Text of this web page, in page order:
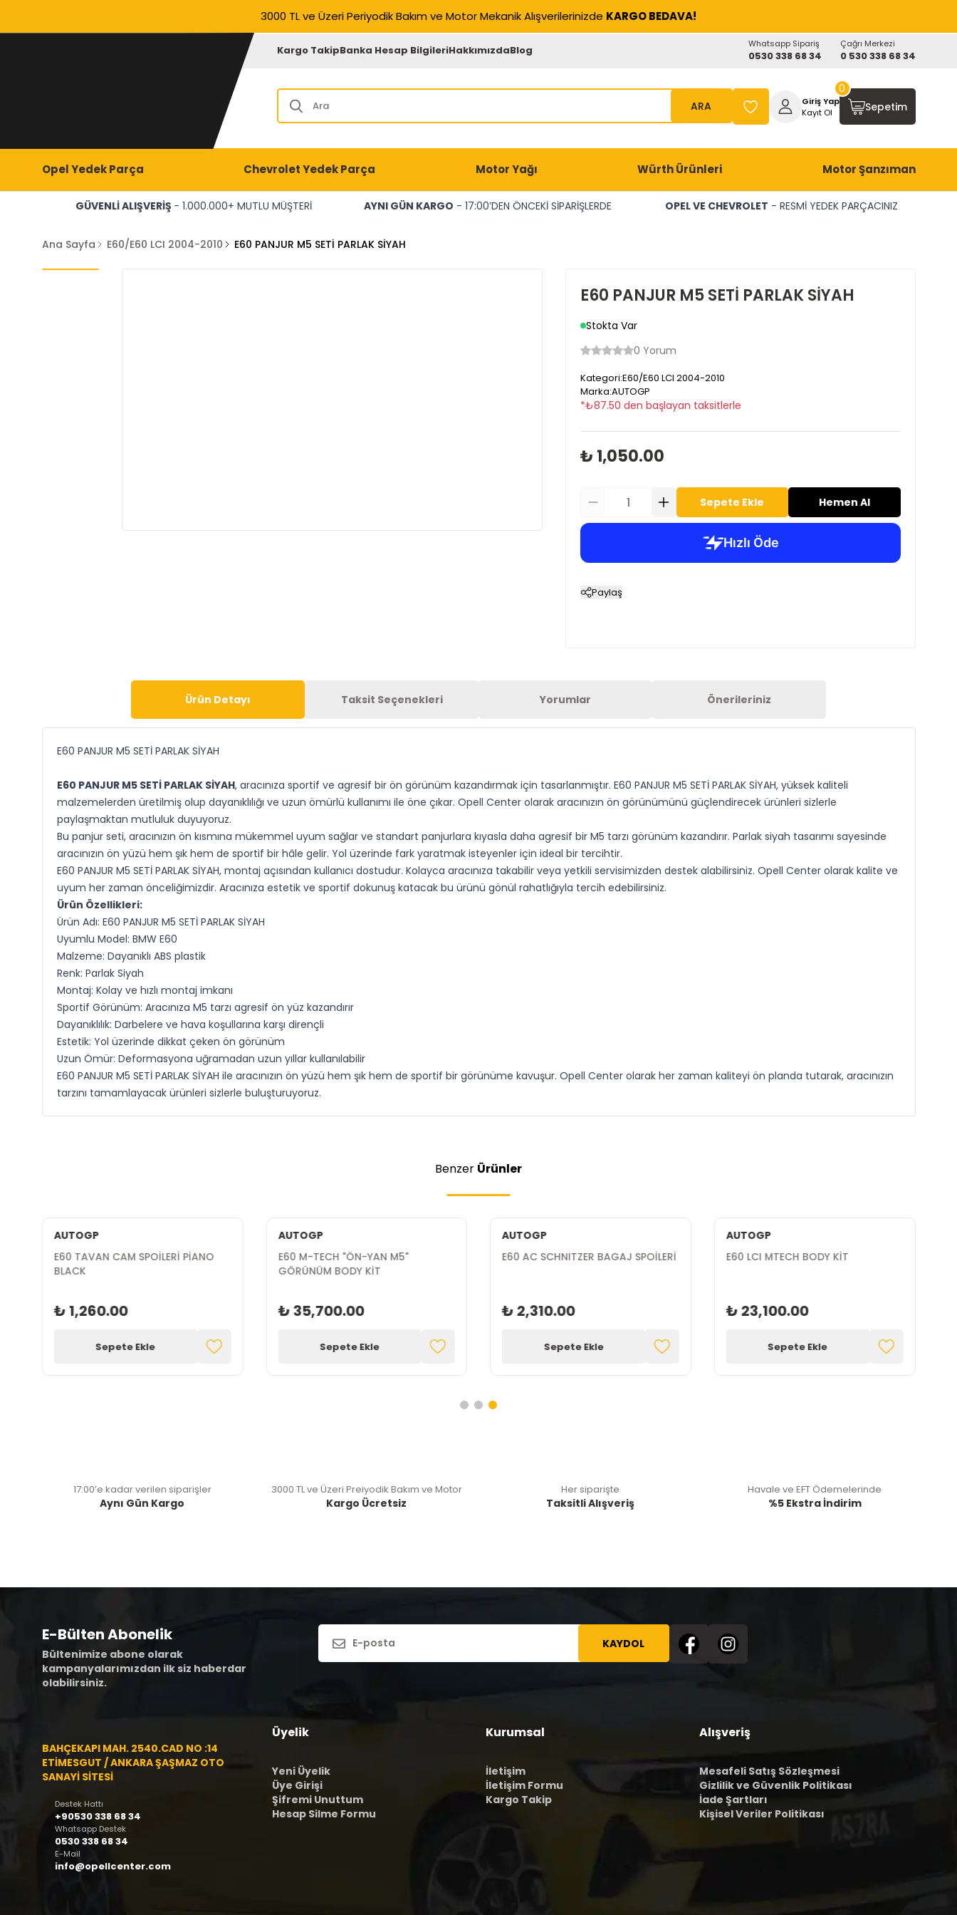
3000 TL ve Üzeri Periyodik Bakım ve Motor Mekanik Alışverilerinizde KARGO BEDAVA!
Kargo TakipBanka Hesap BilgileriHakkımızdaBlog Whatsapp Sipariş
0530 338 68 34
Çağrı Merkezi
0 530 338 68 34
ARA
Giriş Yap
Kayıt Ol
Sepetim
0
Opel Yedek Parça Chevrolet Yedek Parça Motor Yağı Würth Ürünleri Motor Şanzıman
GÜVENLİ ALIŞVERİŞ - 1.000.000+ MUTLU MÜŞTERİ AYNI GÜN KARGO - 17:00’DEN ÖNCEKİ SİPARİŞLERDE OPEL VE CHEVROLET - RESMİ YEDEK PARÇACINIZ
Ana Sayfa E60/E60 LCI 2004-2010 E60 PANJUR M5 SETİ PARLAK SİYAH
E60 PANJUR M5 SETİ PARLAK SİYAH
Stokta Var
0 Yorum
Kategori:E60/E60 LCI 2004-2010
Marka:AUTOGP
*₺87.50 den başlayan taksitlerle
₺ 1,050.00
Sepete Ekle Hemen Al
Paylaş
Ürün Detayı Taksit Seçenekleri Yorumlar Önerileriniz
E60 PANJUR M5 SETİ PARLAK SİYAH
E60 PANJUR M5 SETİ PARLAK SİYAH, aracınıza sportif ve agresif bir ön görünüm kazandırmak için tasarlanmıştır. E60 PANJUR M5 SETİ PARLAK SİYAH, yüksek kaliteli
malzemelerden üretilmiş olup dayanıklılığı ve uzun ömürlü kullanımı ile öne çıkar. Opell Center olarak aracınızın ön görünümünü güçlendirecek ürünleri sizlerle
paylaşmaktan mutluluk duyuyoruz.
Bu panjur seti, aracınızın ön kısmına mükemmel uyum sağlar ve standart panjurlara kıyasla daha agresif bir M5 tarzı görünüm kazandırır. Parlak siyah tasarımı sayesinde
aracınızın ön yüzü hem şık hem de sportif bir hâle gelir. Yol üzerinde fark yaratmak isteyenler için ideal bir tercihtir.
E60 PANJUR M5 SETİ PARLAK SİYAH, montaj açısından kullanıcı dostudur. Kolayca aracınıza takabilir veya yetkili servisimizden destek alabilirsiniz. Opell Center olarak kalite ve
uyum her zaman önceliğimizdir. Aracınıza estetik ve sportif dokunuş katacak bu ürünü gönül rahatlığıyla tercih edebilirsiniz.
Ürün Özellikleri:
Ürün Adı: E60 PANJUR M5 SETİ PARLAK SİYAH
Uyumlu Model: BMW E60
Malzeme: Dayanıklı ABS plastik
Renk: Parlak Siyah
Montaj: Kolay ve hızlı montaj imkanı
Sportif Görünüm: Aracınıza M5 tarzı agresif ön yüz kazandırır
Dayanıklılık: Darbelere ve hava koşullarına karşı dirençli
Estetik: Yol üzerinde dikkat çeken ön görünüm
Uzun Ömür: Deformasyona uğramadan uzun yıllar kullanılabilir
E60 PANJUR M5 SETİ PARLAK SİYAH ile aracınızın ön yüzü hem şık hem de sportif bir görünüme kavuşur. Opell Center olarak her zaman kaliteyi ön planda tutarak, aracınızın
tarzını tamamlayacak ürünleri sizlerle buluşturuyoruz.
Benzer Ürünler
AUTOGP
E60 TAVAN CAM SPOİLERİ PİANO
BLACK
₺ 1,260.00
Sepete Ekle
AUTOGP
E60 M-TECH "ÖN-YAN M5"
GÖRÜNÜM BODY KİT
₺ 35,700.00
Sepete Ekle
AUTOGP
E60 AC SCHNITZER BAGAJ SPOİLERİ
₺ 2,310.00
Sepete Ekle
AUTOGP
E60 LCI MTECH BODY KİT
₺ 23,100.00
Sepete Ekle
17:00’e kadar verilen siparişler
Aynı Gün Kargo
3000 TL ve Üzeri Preiyodik Bakım ve Motor
Kargo Ücretsiz
Her siparişte
Taksitli Alışveriş
Havale ve EFT Ödemelerinde
%5 Ekstra İndirim
E-Bülten Abonelik
Bültenimize abone olarak
kampanyalarımızdan ilk siz haberdar
olabilirsiniz.
KAYDOL
BAHÇEKAPI MAH. 2540.CAD NO :14
ETİMESGUT / ANKARA ŞAŞMAZ OTO
SANAYİ SİTESİ
Destek Hattı
+90530 338 68 34
Whatsapp Destek
0530 338 68 34
E-Mail
info@opellcenter.com
Üyelik
Yeni Üyelik
Üye Girişi
Şifremi Unuttum
Hesap Silme Formu
Kurumsal
İletişim
İletişim Formu
Kargo Takip
Alışveriş
Mesafeli Satış Sözleşmesi
Gizlilik ve Güvenlik Politikası
İade Şartları
Kişisel Veriler Politikası